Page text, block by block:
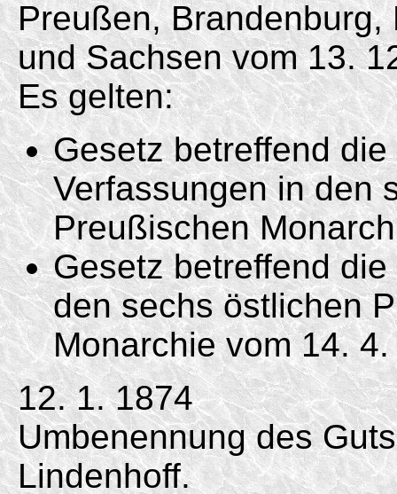
Preußen,
und Sachsen vom13.
Es gelten:
Gesetz betreffend
Verfassungen in den
Preußischen
Gesetz betreffend
den sechs östlichen
Monarchie vom14.
12. 1. 1874
Umbenennung des
Lindenhoff.